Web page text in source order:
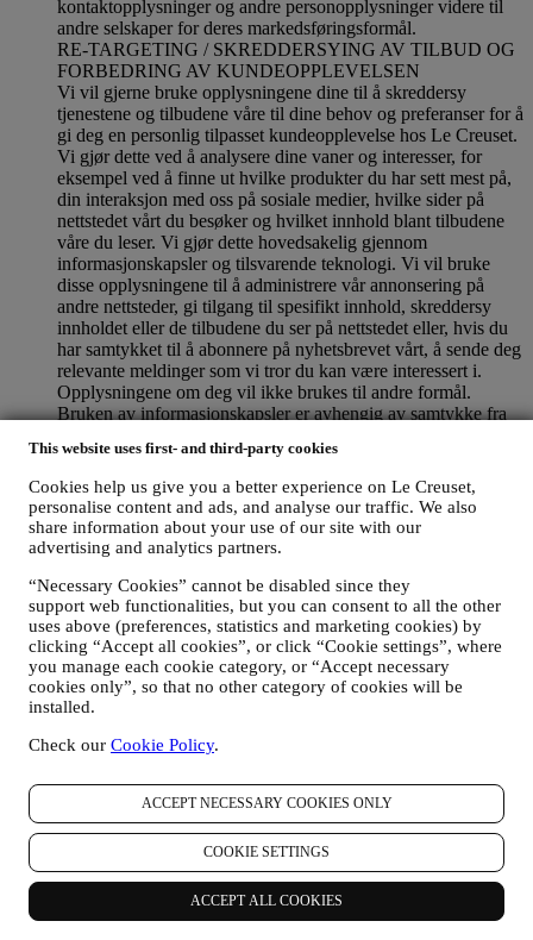
This website uses first- and third-party cookies
Cookies help us give you a better experience on Le Creuset,
personalise content and ads, and analyse our traffic. We also
share information about your use of our site with our
advertising and analytics partners.
“Necessary Cookies” cannot be disabled since they
support web functionalities, but you can consent to all the other
uses above (preferences, statistics and marketing cookies) by
clicking “Accept all cookies”, or click “Cookie settings”, where
you manage each cookie category, or “Accept necessary
cookies only”, so that no other category of cookies will be
installed.
Check our Cookie Policy.
ACCEPT NECESSARY COOKIES ONLY
COOKIE SETTINGS
ACCEPT ALL COOKIES
kontaktopplysninger og andre personopplysninger videre til
andre selskaper for deres markedsføringsformål.
RE-TARGETING / SKREDDERSYING AV TILBUD OG
FORBEDRING AV KUNDEOPPLEVELSEN
Vi vil gjerne bruke opplysningene dine til å skreddersy
tjenestene og tilbudene våre til dine behov og preferanser for å
gi deg en personlig tilpasset kundeopplevelse hos Le Creuset.
Vi gjør dette ved å analysere dine vaner og interesser, for
eksempel ved å finne ut hvilke produkter du har sett mest på,
din interaksjon med oss på sosiale medier, hvilke sider på
nettstedet vårt du besøker og hvilket innhold blant tilbudene
våre du leser. Vi gjør dette hovedsakelig gjennom
informasjonskapsler og tilsvarende teknologi. Vi vil bruke
disse opplysningene til å administrere vår annonsering på
andre nettsteder, gi tilgang til spesifikt innhold, skreddersy
innholdet eller de tilbudene du ser på nettstedet eller, hvis du
har samtykket til å abonnere på nyhetsbrevet vårt, å sende deg
relevante meldinger som vi tror du kan være interessert i.
Opplysningene om deg vil ikke brukes til andre formål.
Bruken av informasjonskapsler er avhengig av samtykke fra
til å gi deg interessebaserte annonser, innhold eller meldinger,
kan du begrense bruken av opplysningene om dine online-
handlinger ved å velge dine innstillinger for
informasjonskapsler (men husk at enkelte informasjonskapsler
er nødvendige for å kunne bruke nettstedet). Vennligst merk
deg at dette ikke fratar deg muligheten til å få tilsendt
annonser, tilbud eller meldinger. Du vil fortsatt motta
generiske annonser, tilbud eller meldinger. For mer
informasjon om hvordan vi bruker informasjonskapsler og
hvordan du kan slette dem, kan du lese våre retningslinjer for
informasjonskapslerher.
Dersom du har kjøpt et produkt fra oss, kan vi komme til å
sende deg en e-post der vi ber om at du vurderer produktet
ditt. Vi er interessert i produktanmeldelser fra kundene våre
(dersom de ønsker å oppgi slik informasjon). Det gjør at vi
kjøpsprosessen kan vi også komme til å invitere deg til å
skrive en produktvurdering. Vurderingen er ikke obligatorisk,
og du velger selv om du vil sende den inn eller ikke.
4. Hvordan blir dine opplysninger beskyttet?
- Vi legger stor vekt på sikkerheten for dataene til våre